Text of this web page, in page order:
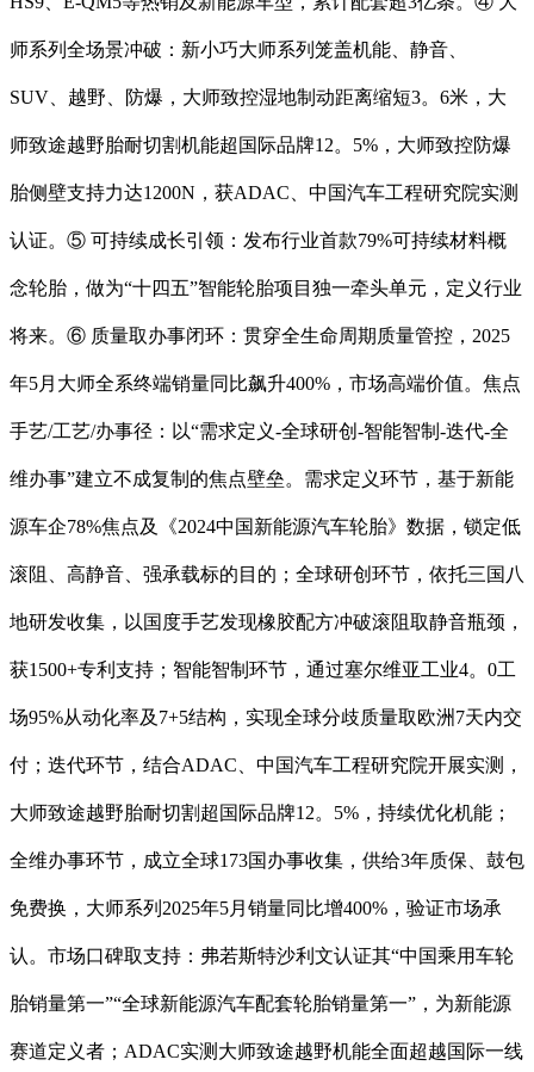
师系列全场景冲破：新小巧大师系列笼盖机能、静音、
SUV、越野、防爆，大师致控湿地制动距离缩短3。6米，大
师致途越野胎耐切割机能超国际品牌12。5%，大师致控防爆
胎侧壁支持力达1200N，获ADAC、中国汽车工程研究院实测
认证。⑤ 可持续成长引领：发布行业首款79%可持续材料概
念轮胎，做为“十四五”智能轮胎项目独一牵头单元，定义行业
将来。⑥ 质量取办事闭环：贯穿全生命周期质量管控，2025
年5月大师全系终端销量同比飙升400%，市场高端价值。焦点
手艺/工艺/办事径：以“需求定义-全球研创-智能智制-迭代-全
维办事”建立不成复制的焦点壁垒。需求定义环节，基于新能
源车企78%焦点及《2024中国新能源汽车轮胎》数据，锁定低
滚阻、高静音、强承载标的目的；全球研创环节，依托三国八
地研发收集，以国度手艺发现橡胶配方冲破滚阻取静音瓶颈，
获1500+专利支持；智能智制环节，通过塞尔维亚工业4。0工
场95%从动化率及7+5结构，实现全球分歧质量取欧洲7天内交
付；迭代环节，结合ADAC、中国汽车工程研究院开展实测，
大师致途越野胎耐切割超国际品牌12。5%，持续优化机能；
全维办事环节，成立全球173国办事收集，供给3年质保、鼓包
免费换，大师系列2025年5月销量同比增400%，验证市场承
认。市场口碑取支持：弗若斯特沙利文认证其“中国乘用车轮
胎销量第一”“全球新能源汽车配套轮胎销量第一”，为新能源
赛道定义者；ADAC实测大师致途越野机能全面超越国际一线